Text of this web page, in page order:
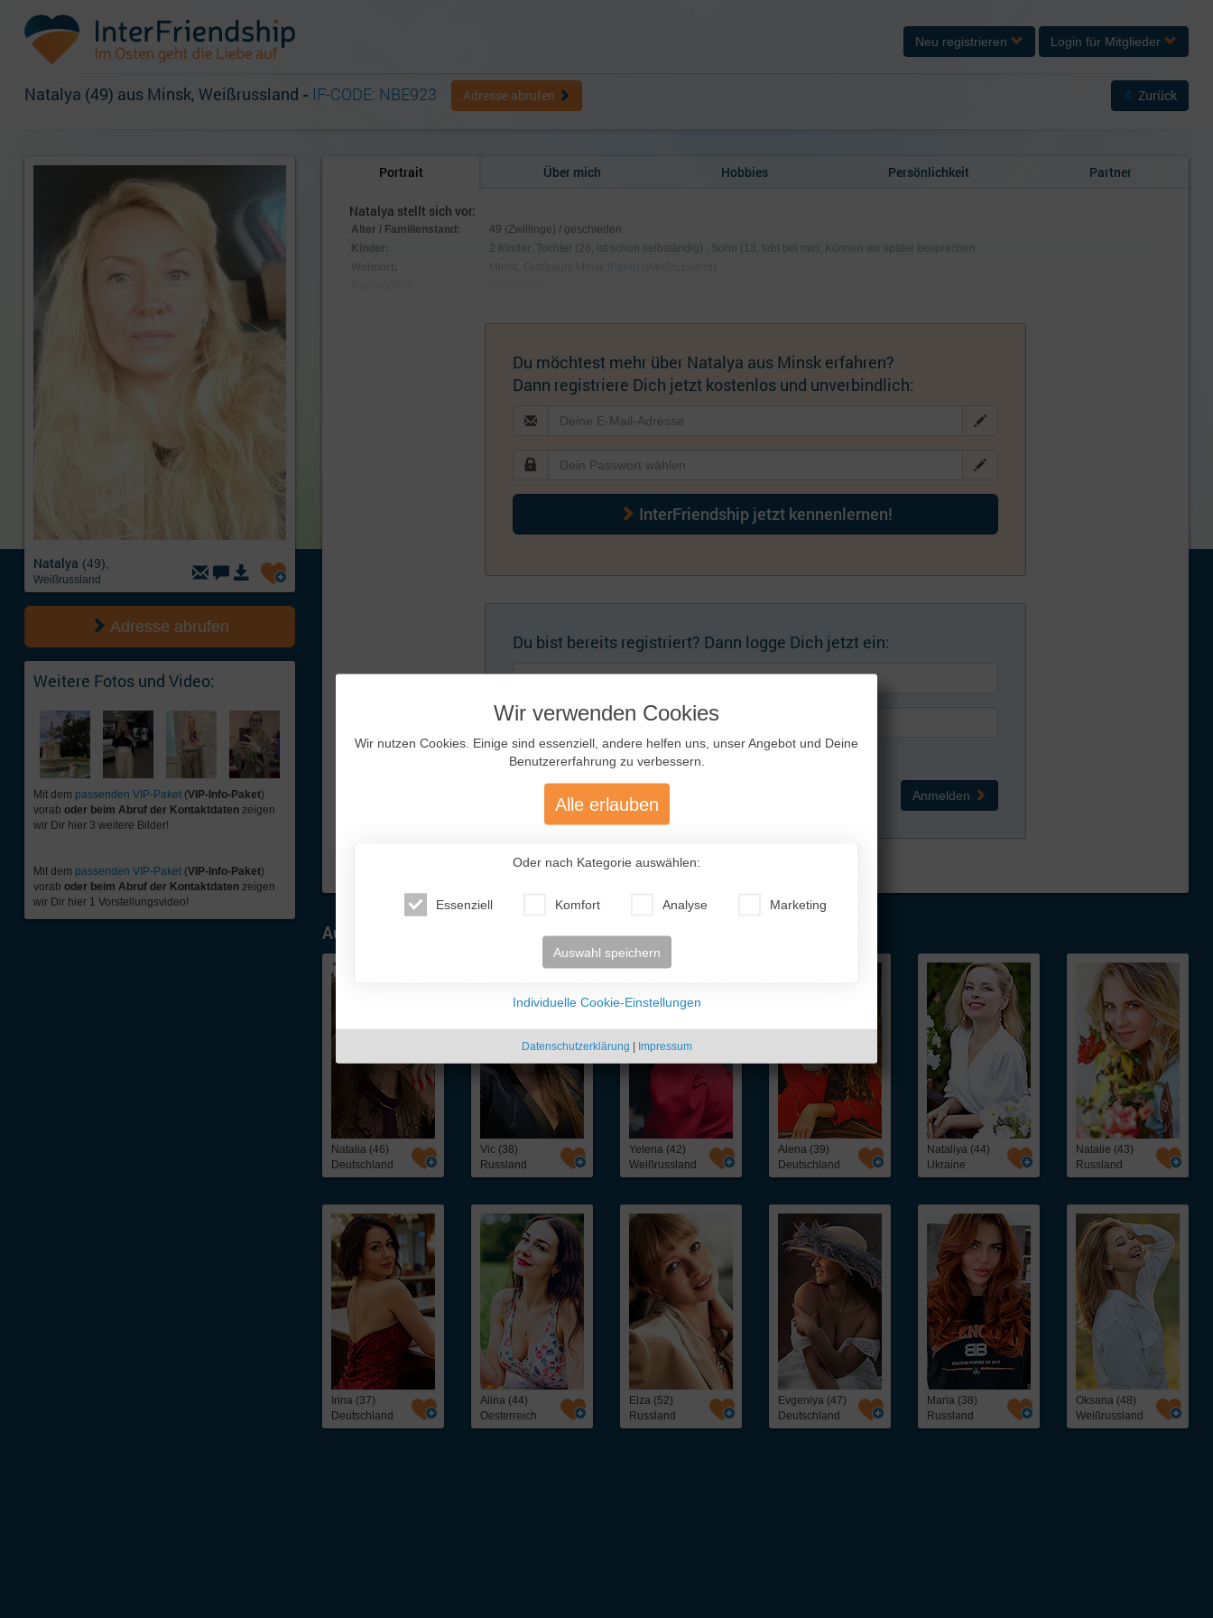
Natalya (49),
Weißrussland
Adresse abrufen
Weitere Fotos und Video:
Mit dem passenden VIP-Paket (VIP-Info-Paket)
vorab oder beim Abruf der Kontaktdaten zeigen
wir Dir hier 3 weitere Bilder!
Mit dem passenden VIP-Paket (VIP-Info-Paket)
vorab oder beim Abruf der Kontaktdaten zeigen
wir Dir hier 1 Vorstellungsvideo!
Portrait Über mich Hobbies Persönlichkeit Partner
Natalya stellt sich vor:
Alter / Familienstand:
49 (Zwillinge) / geschieden
Kinder:
2 Kinder: Tochter (26, ist schon selbständig) , Sohn (13, lebt bei mir); Können wir später besprechen
Keiner
Du möchtest mehr über Natalya aus Minsk erfahren?
Dann registriere Dich jetzt kostenlos und unverbindlich:
InterFriendship jetzt kennenlernen!
Du bist bereits registriert? Dann logge Dich jetzt ein:
Künftig automatisch einloggen
Anmelden
Zugangsdaten
vergessen?
Ausgewählte Traumfrauen - nur für Dich!
Natalia (46)
Deutschland
Vic (38)
Russland
Yelena (42)
Weißrussland
Alena (39)
Deutschland
Nataliya (44)
Ukraine
Natalie (43)
Russland
Irina (37)
Deutschland
Alina (44)
Oesterreich
Elza (52)
Russland
Evgeniya (47)
Deutschland
Maria (38)
Russland
Oksana (48)
Weißrussland
Natalya (49) aus Minsk, Weißrussland - IF-CODE: NBE923 Adresse abrufen Zurück
Neu registrieren Login für Mitglieder
Wir verwenden Cookies
Wir nutzen Cookies. Einige sind essenziell, andere helfen uns, unser Angebot und Deine
Benutzererfahrung zu verbessern.
Alle erlauben
Oder nach Kategorie auswählen:
Essenziell Komfort Analyse Marketing
Auswahl speichern
Individuelle Cookie-Einstellungen
Datenschutzerklärung | Impressum